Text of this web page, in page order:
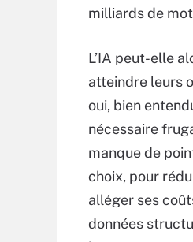
milliards de
L’IA peut-elle
atteindre leurs
oui, bien
nécessaire
manque de
choix, pour
alléger ses
données